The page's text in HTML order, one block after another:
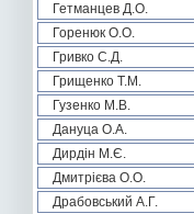
Гетманцев Д.О.
Горенюк О.О.
Гривко С.Д.
Грищенко Т.М.
Гузенко М.В.
Дануца О.А.
Дирдін М.Є.
Дмитрієва О.О.
Драбовський А.Г.